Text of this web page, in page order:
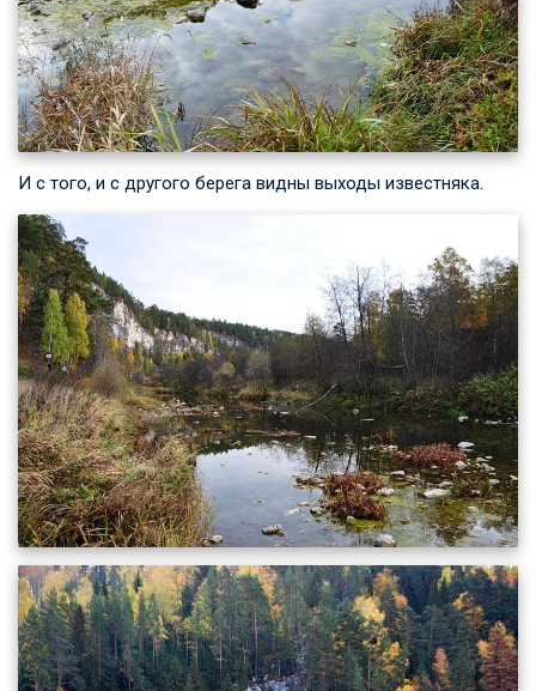
И с того, и с другого берега видны выходы известняка.